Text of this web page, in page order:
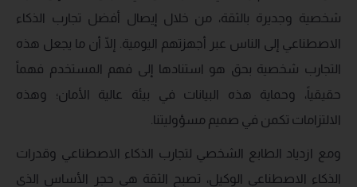
شخصية وجديرة بالثقة، من خلال إيصال أفضل تجارب الذكاء
الاصطناعي إلى الناس عبر أجهزتهم اليومية. إلّا أن ما يجعل هذه
التجارب شخصية بحق هو استنادها إلى فهم المستخدم فهماً
حقيقياً، وحماية هذه البيانات في بيئة عالية الأمان؛ وهذه
الالتزامات تكمن في صميم مسؤوليتنا.
ومع ازدياد الطابع الشخصي لتجارب الذكاء الاصطناعي وقدرات
الذكاء الاصطناعي الوكيل، تصبح الثقة هي حجر الأساس الذي